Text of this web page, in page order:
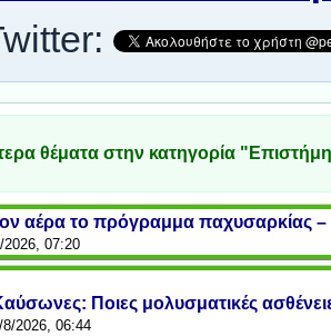
θέματα στην κατηγορία
αέρα το πρόγραμμα παχυσαρκίας –
2026, 07:20
Ποιες μολυσματικές
8/2026, 06:44